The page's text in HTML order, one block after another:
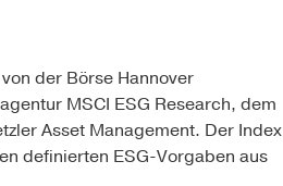
der Börse Hannover
MSCI ESG Research, dem
Asset Management. Der Index
definierten ESG-Vor­gaben aus